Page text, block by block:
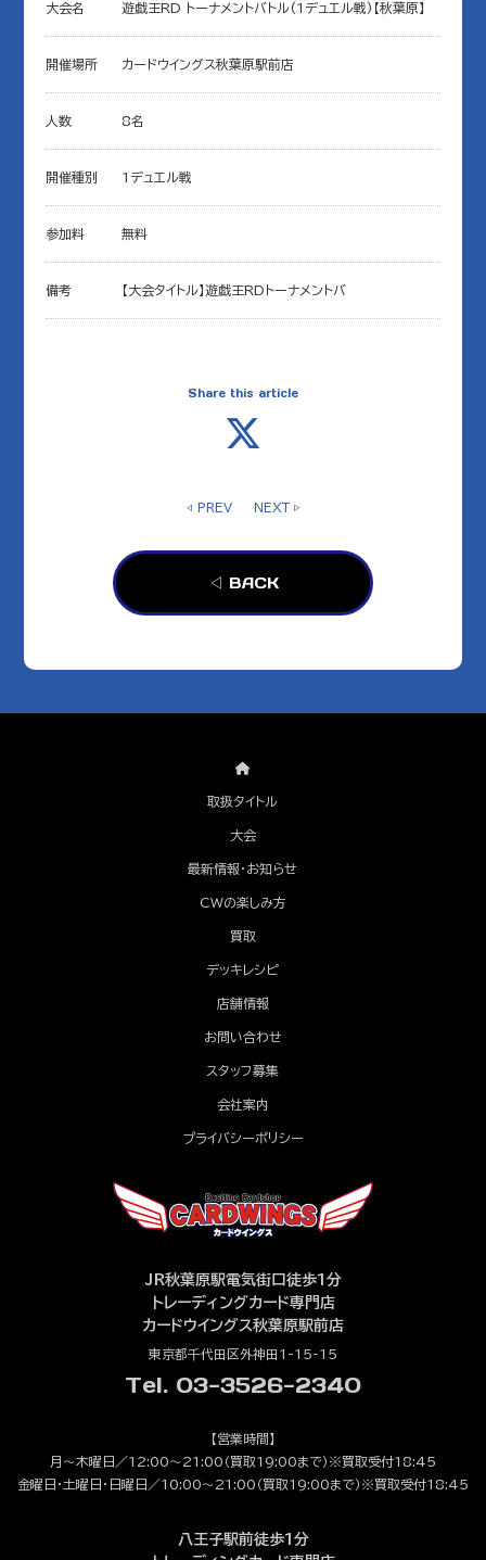
大会名 遊戯王RD トーナメントバトル(1デュエル戦)【秋葉原】
開催場所 カードウイングス秋葉原駅前店
人数 8名
開催種別 1デュエル戦
参加料 無料
備考 【大会タイトル】遊戯王RDトーナメントバ
Share this article
◁ PREV NEXT ▷
◁ BACK
取扱タイトル
大会
最新情報・お知らせ
CWの楽しみ方
買取
デッキレシピ
店舗情報
お問い合わせ
スタッフ募集
会社案内
プライバシーポリシー
JR秋葉原駅電気街口徒歩1分
トレーディングカード専門店
カードウイングス秋葉原駅前店
東京都千代田区外神田1-15-15
Tel. 03-3526-2340
【営業時間】
月～木曜日／12:00～21:00（買取19:00まで）※買取受付18:45
金曜日・土曜日・日曜日／10:00～21:00（買取19:00まで）※買取受付18:45
八王子駅前徒歩1分